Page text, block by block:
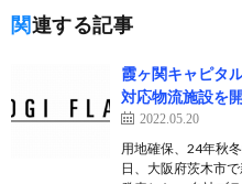
関連する記事
霞ヶ関キャピタ
対応物流施設を
2022.05.20
用地確保、24年秋
日、大阪府茨木市